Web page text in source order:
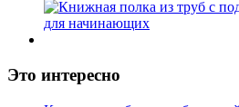
Это интересно